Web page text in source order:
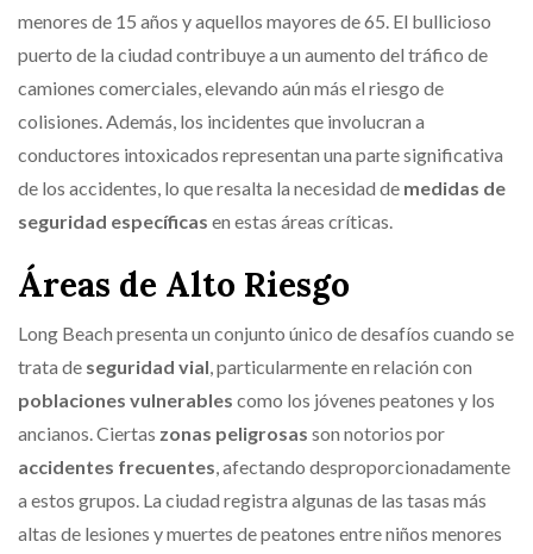
menores de 15 años y aquellos mayores de 65. El bullicioso
puerto de la ciudad contribuye a un aumento del tráfico de
camiones comerciales, elevando aún más el riesgo de
colisiones. Además, los incidentes que involucran a
conductores intoxicados representan una parte significativa
de los accidentes, lo que resalta la necesidad de medidas de
seguridad específicas en estas áreas críticas.
Áreas de Alto Riesgo
Long Beach presenta un conjunto único de desafíos cuando se
trata de seguridad vial, particularmente en relación con
poblaciones vulnerables como los jóvenes peatones y los
ancianos. Ciertas zonas peligrosas son notorios por
accidentes frecuentes, afectando desproporcionadamente
a estos grupos. La ciudad registra algunas de las tasas más
altas de lesiones y muertes de peatones entre niños menores